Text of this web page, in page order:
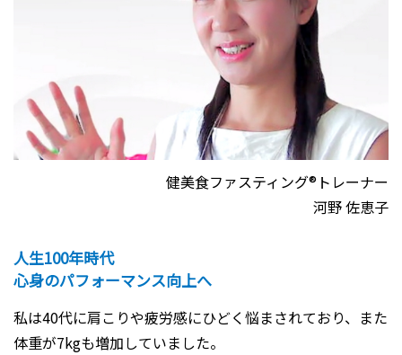
健美食ファスティング®トレーナー
河野 佐恵子
人生100年時代
心身のパフォーマンス向上へ
私は40代に肩こりや疲労感にひどく悩まされており、また
体重が7kgも増加していました。